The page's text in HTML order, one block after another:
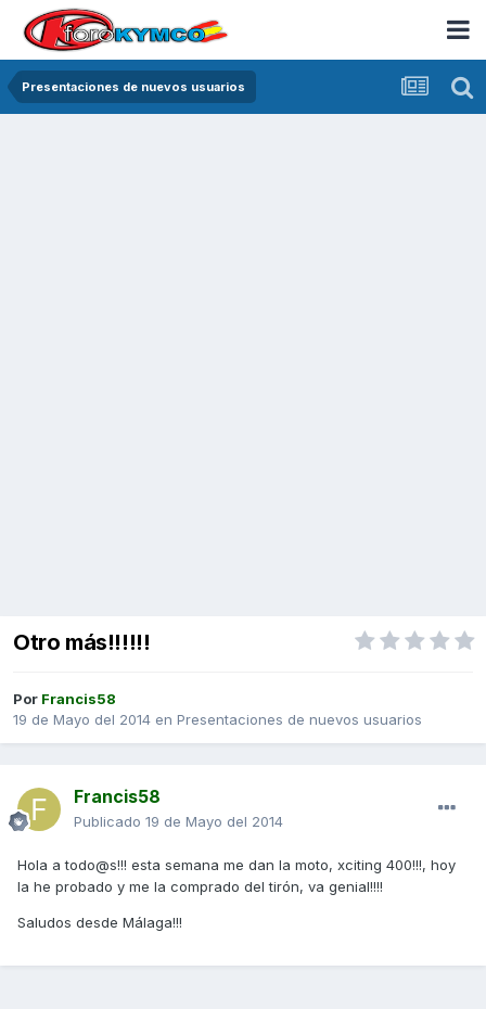
Presentaciones de nuevos usuarios
Otro más!!!!!!
Por Francis58
19 de Mayo del 2014 en Presentaciones de nuevos usuarios
Francis58
Publicado 19 de Mayo del 2014
Hola a todo@s!!! esta semana me dan la moto, xciting 400!!!, hoy
la he probado y me la comprado del tirón, va genial!!!!
Saludos desde Málaga!!!